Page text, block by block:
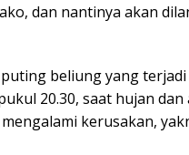
dan nantinya akan
beliung yang
20.30, saat hujan dan
kerusakan,